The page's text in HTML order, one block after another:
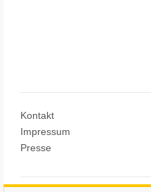
Kontakt
Impressum
Presse